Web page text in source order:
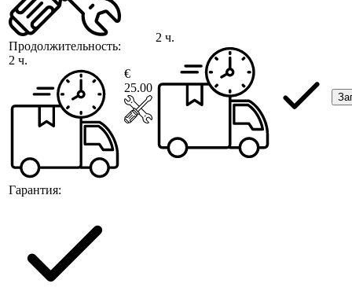
Продолжительность:
2 ч.
Гарантия:
€
25.00
2 ч.